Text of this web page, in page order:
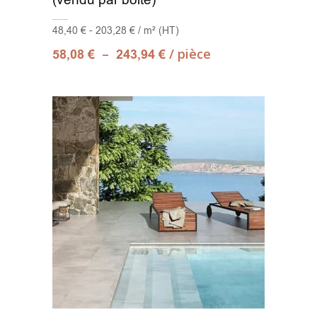
33.3x100 Decor(2)
33x33(11)
33x66.5(5)
33x91(1)
33x100(1)
37.5x75
37X75 (2)
40x120(3)
48,40 € - 203,28 € / m² (HT)
58,08€ – 243,94€ / pièce